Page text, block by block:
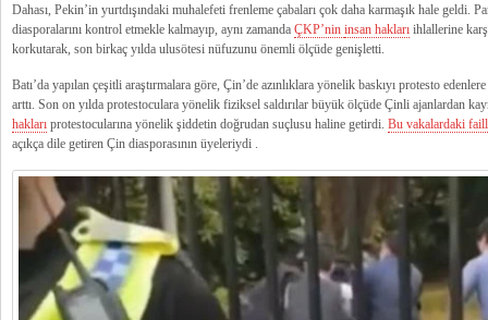
Dahası, Pekin’in yurtdışındaki muhalefeti frenleme çabaları çok daha karmaşık hale geldi.
diasporalarını kontrol etmekle kalmayıp, aynı zamanda ÇKP’nin insan hakları ihlallerine
korkutarak, son birkaç yılda ulusötesi nüfuzunu önemli ölçüde genişletti.
Batı’da yapılan çeşitli araştırmalara göre, Çin’de azınlıklara yönelik baskıyı protesto
arttı. Son on yılda protestoculara yönelik fiziksel saldırılar büyük ölçüde Çinli ajanlardan
hakları protestocularına yönelik şiddetin doğrudan suçlusu haline getirdi. Bu vakalardaki
açıkça dile getiren Çin diasporasının üyeleriydi .